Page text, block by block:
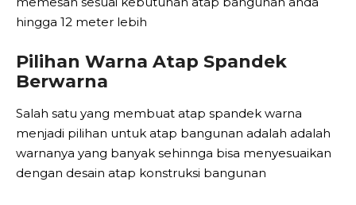
hingga 12 meter lebih
Pilihan Warna Atap Spandek
Berwarna
Salah satu yang membuat atap spandek warna
menjadi pilihan untuk atap bangunan adalah adalah
warnanya yang banyak sehinnga bisa menyesuaikan
dengan desain atap konstruksi bangunan